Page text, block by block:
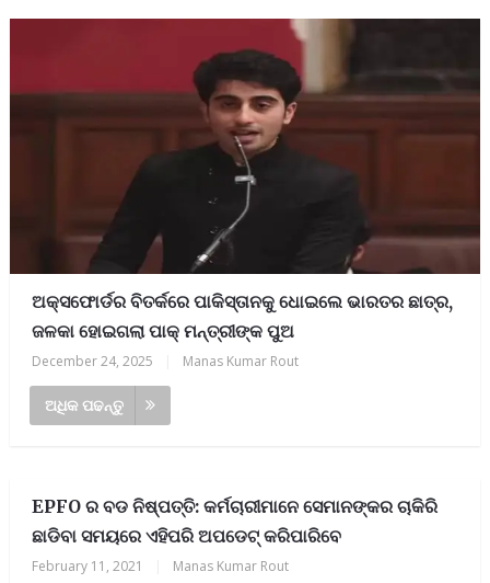
ଅକ୍ସଫୋର୍ଡର ବିତର୍କରେ ପାକିସ୍ତାନକୁ ଧୋଇଲେ ଭାରତର ଛାତ୍ର,
ଜଳକା ହୋଇଗଲା ପାକ୍ ମନ୍ତ୍ରୀଙ୍କ ପୁଅ
December 24, 2025 Manas Kumar Rout
ଅଧିକ ପଢନ୍ତୁ
EPFO ର ବଡ ନିଷ୍ପତ୍ତି: କର୍ମଚାରୀମାନେ ସେମାନଙ୍କର ଚାକିରି
ଛାଡିବା ସମୟରେ ଏହିପରି ଅପଡେଟ୍ କରିପାରିବେ
February 11, 2021 Manas Kumar Rout